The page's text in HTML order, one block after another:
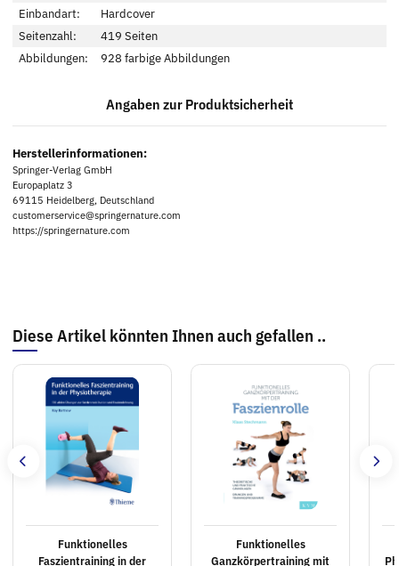
Einbandart:
Hardcover
Seitenzahl:
419 Seiten
Abbildungen:
928 farbige Abbildungen
Angaben zur Produktsicherheit
Herstellerinformationen:
Springer-Verlag GmbH
Europaplatz 3
69115 Heidelberg, Deutschland
customerservice@springernature.com
https://springernature.com
Diese Artikel könnten Ihnen auch gefallen ..
Funktionelles
Faszientraining in der
Funktionelles
Ganzkörpertraining mit